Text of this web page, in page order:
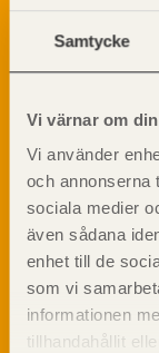
Samtycke
Vi värnar om
Vi använder
och annonserna
sociala medier
även sådana
enhet till de
som vi
informationen
tillhandahållit